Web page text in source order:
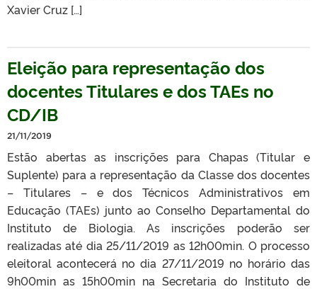
Xavier Cruz […]
Eleição para representação dos
docentes Titulares e dos TAEs no
CD/IB
21/11/2019
Estão abertas as inscrições para Chapas (Titular e
Suplente) para a representação da Classe dos docentes
– Titulares – e dos Técnicos Administrativos em
Educação (TAEs) junto ao Conselho Departamental do
Instituto de Biologia. As inscrições poderão ser
realizadas até dia 25/11/2019 as 12h00min. O processo
eleitoral acontecerá no dia 27/11/2019 no horário das
9h00min as 15h00min na Secretaria do Instituto de